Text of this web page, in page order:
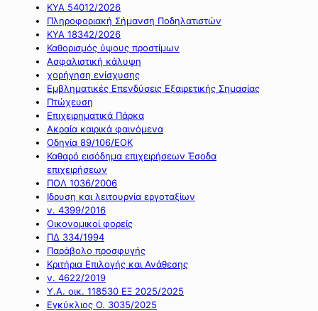
ΚΥΑ 54012/2026
Πληροφοριακή Σήμανση Ποδηλατιστών
ΚΥΑ 18342/2026
Καθορισμός ύψους προστίμων
Ασφαλιστική κάλυψη
χορήγηση ενίσχυσης
Εμβληματικές Επενδύσεις Εξαιρετικής Σημασίας
Πτώχευση
Επιχειρηματικά Πάρκα
Ακραία καιρικά φαινόμενα
Οδηγία 89/106/ΕΟΚ
Καθαρό εισόδημα επιχειρήσεων Έσοδα
επιχειρήσεων
ΠΟΛ 1036/2006
Ιδρυση και λειτουργία εργοταξίων
ν. 4399/2016
Οικονομικοί φορείς
ΠΔ 334/1994
Παράβολο προσφυγής
Κριτήρια Επιλογής και Ανάθεσης
ν. 4622/2019
Υ.Α. οικ. 118530 ΕΞ 2025/2025
Εγκύκλιος Ο. 3035/2025